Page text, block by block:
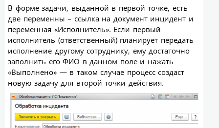
В форме задачи, выданной в первой точке, есть
две переменны – ссылка на документ инцидент и
переменная «Исполнитель». Если первый
исполнитель (ответственный) планирует передать
исполнение другому сотруднику, ему достаточно
заполнить его ФИО в данном поле и нажать
«Выполнено» — в таком случае процесс создаст
новую задачу для второй точки действия.